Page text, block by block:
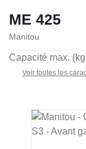
ME 425
Manitou
Capacité max.
Voir toutes les
Ignorer la